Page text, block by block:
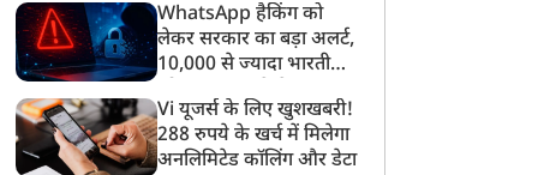
WhatsApp हैकिंग को
लेकर सरकार का बड़ा अलर्ट,
10,000 से ज्यादा भारतीयों
गया
Vi यूजर्स के लिए खुशखबरी!
288 रुपये के खर्च में मिलेगा
अनलिमिटेड कॉलिंग और डेटा